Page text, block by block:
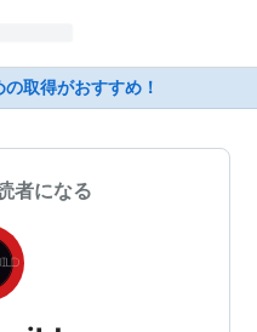
取得がおすすめ！
者になる